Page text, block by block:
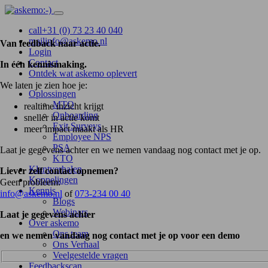
call+31 (0) 73 23 40 040
mailinfo@askemo.nl
Login
Contact
Ontdek wat askemo oplevert
Oplossingen
MTO
Onboarding
Exit Surveys
Employee NPS
PSA
KTO
Klantverhalen
Koppelingen
Kennis
Blogs
Webinars
Over askemo
Ons team
Ons Verhaal
Veelgestelde vragen
Feedbackscan
Van feedback naar actie.
In één kennismaking.
We laten je zien hoe je:
realtime inzicht krijgt
sneller in actie komt
meer impact maakt als HR
Laat je gegevens achter en we nemen vandaag nog contact met je op.
Liever zelf contact opnemen?
Geen probleem:
info@askemo.nl of073-234 00 40
Laat je gegevens achter
en we nemen vandaag nog contact met je op voor een demo